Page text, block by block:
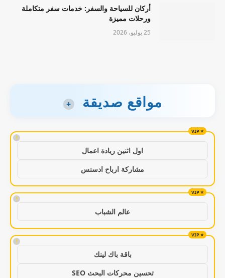
أركان للسياحة والسفر: خدمات سفر متكاملة
ورحلات مميزة
25 يوليو، 2026
مواقع صديقة +
!
اول اثنين ريادة اعمال
مشاركة ارباح ادسنس
!
عالم الشباب
!
باقة باك لينك
تحسين محركات البحث SEO